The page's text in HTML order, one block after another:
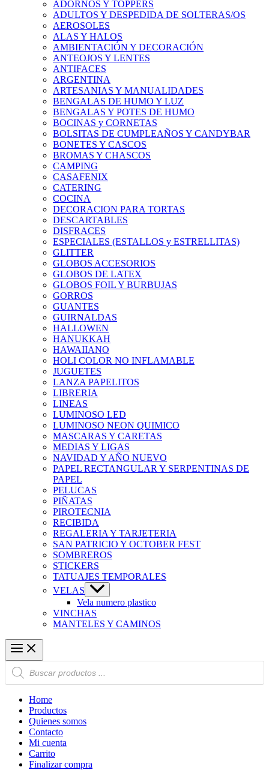
ADORNOS Y TOPPERS
ADULTOS Y DESPEDIDA DE SOLTERAS/OS
AEROSOLES
ALAS Y HALOS
AMBIENTACIÓN Y DECORACIÓN
ANTEOJOS Y LENTES
ANTIFACES
ARGENTINA
ARTESANIAS Y MANUALIDADES
BENGALAS DE HUMO Y LUZ
BENGALAS Y POTES DE HUMO
BOCINAS y CORNETAS
BOLSITAS DE CUMPLEAÑOS Y CANDYBAR
BONETES Y CASCOS
BROMAS Y CHASCOS
CAMPING
CASAFENIX
CATERING
COCINA
DECORACION PARA TORTAS
DESCARTABLES
DISFRACES
ESPECIALES (ESTALLOS y ESTRELLITAS)
GLITTER
GLOBOS ACCESORIOS
GLOBOS DE LATEX
GLOBOS FOIL Y BURBUJAS
GORROS
GUANTES
GUIRNALDAS
HALLOWEN
HANUKKAH
HAWAIIANO
HOLI COLOR NO INFLAMABLE
JUGUETES
LANZA PAPELITOS
LIBRERIA
LINEAS
LUMINOSO LED
LUMINOSO NEON QUIMICO
MASCARAS Y CARETAS
MEDIAS Y LIGAS
NAVIDAD Y AÑO NUEVO
PAPEL RECTANGULAR Y SERPENTINAS DE
PAPEL
PELUCAS
PIÑATAS
PIROTECNIA
RECIBIDA
REGALERIA Y TARJETERIA
SAN PATRICIO Y OCTOBER FEST
SOMBREROS
STICKERS
TATUAJES TEMPORALES
VELAS
Vela numero plastico
VINCHAS
MANTELES Y CAMINOS
Búsqueda
de
productos
Home
Productos
Quienes somos
Contacto
Mi cuenta
Carrito
Finalizar compra